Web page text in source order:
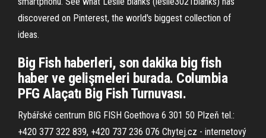
discovered on Pinterest, the world's biggest collection of
ideas.
Big Fish haberleri, son dakika big fish
haber ve gelişmeleri burada. Columbia
PFG Alaçatı Big Fish Turnuvası.
Rybářské centrum BIG FISH Goethova 6 301 50 Plzeň tel.:
+420 377 322 839, +420 737 236 076 Chytej.cz - internetový